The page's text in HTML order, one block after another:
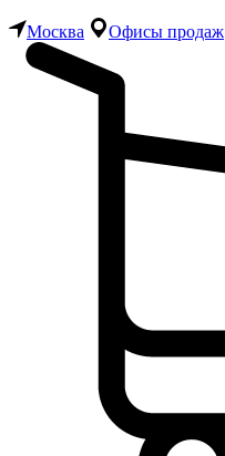
Москва Офисы продаж